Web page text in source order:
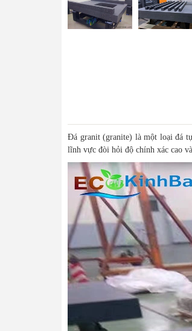
Đá granit (granite) là một loại đá
lĩnh vực đòi hỏi độ chính xác cao